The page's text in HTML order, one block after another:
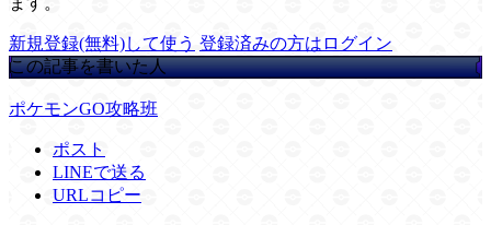
新規登録(無料)して使う 登録済みの方はログイン
この記事を書いた人
ポケモンGO攻略班
ポスト
LINEで送る
URLコピー